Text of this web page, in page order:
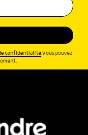
confidentialité.Vous pouvez